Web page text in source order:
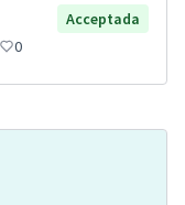
Acceptada
0